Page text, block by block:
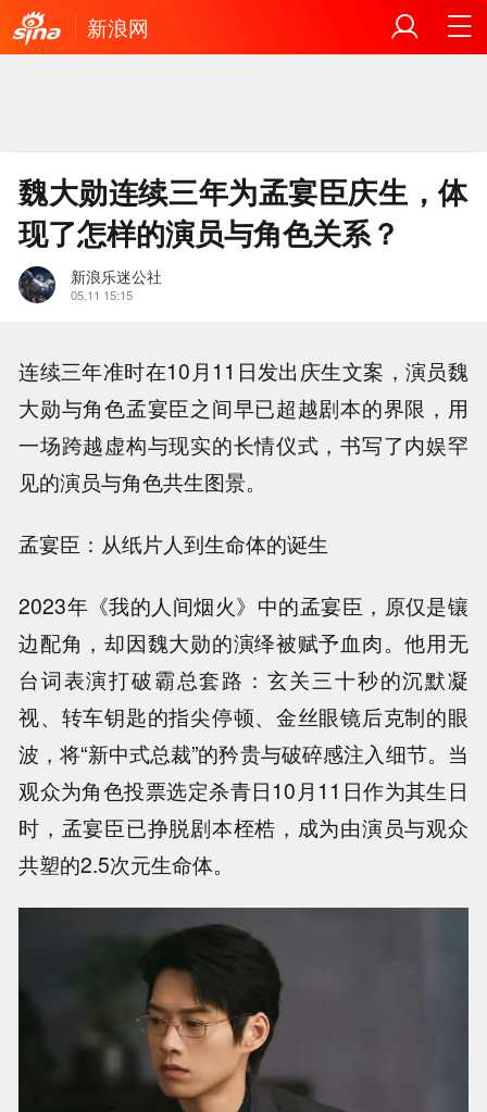
新浪网
魏大勋连续三年为孟宴臣庆生，体
现了怎样的演员与角色关系？
新浪乐迷公社
05.11 15:15
连续三年准时在10月11日发出庆生文案，演员魏
大勋与角色孟宴臣之间早已超越剧本的界限，用
一场跨越虚构与现实的长情仪式，书写了内娱罕
见的演员与角色共生图景。
孟宴臣：从纸片人到生命体的诞生
2023年《我的人间烟火》中的孟宴臣，原仅是镶
边配角，却因魏大勋的演绎被赋予血肉。他用无
台词表演打破霸总套路：玄关三十秒的沉默凝
视、转车钥匙的指尖停顿、金丝眼镜后克制的眼
波，将“新中式总裁”的矜贵与破碎感注入细节。当
观众为角色投票选定杀青日10月11日作为其生日
时，孟宴臣已挣脱剧本桎梏，成为由演员与观众
共塑的2.5次元生命体。